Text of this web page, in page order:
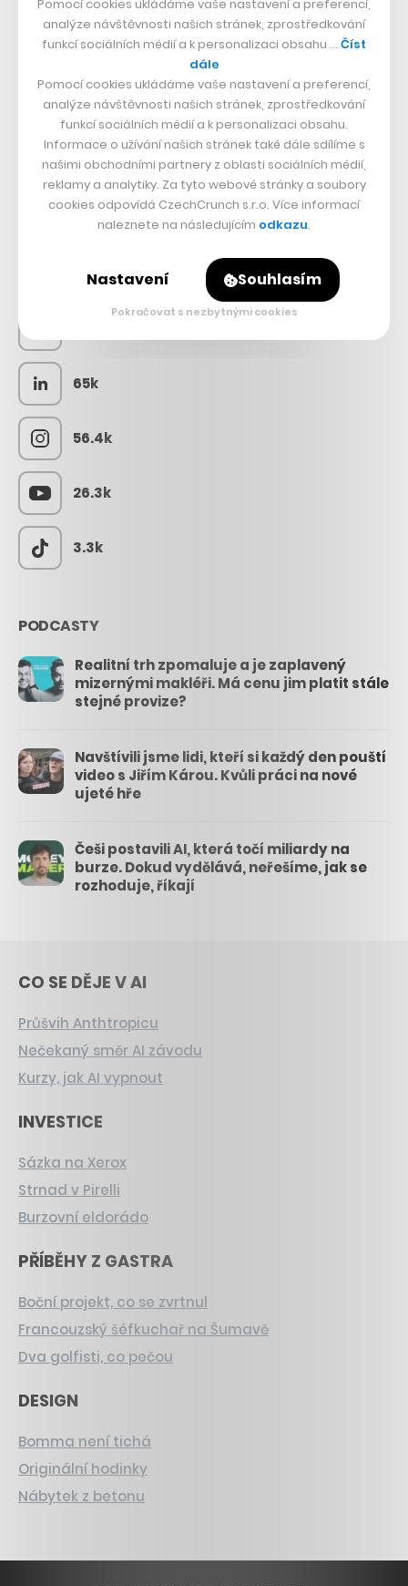
SLEDUJTE NÁS
73k
65k
56.4k
26.3k
3.3k
PODCASTY
Realitní trh zpomaluje a je zaplavený
mizernými makléři. Má cenu jim platit stále
stejné provize?
Navštívili jsme lidi, kteří si každý den pouští
video s Jiřím Károu. Kvůli práci na nové
ujeté hře
Češi postavili AI, která točí miliardy na
burze. Dokud vydělává, neřešíme, jak se
rozhoduje, říkají
CO SE DĚJE V AI
Průšvih Anthtropicu
Nečekaný směr AI závodu
Kurzy, jak AI vypnout
INVESTICE
Sázka na Xerox
Strnad v Pirelli
Burzovní eldorádo
PŘÍBĚHY Z GASTRA
Boční projekt, co se zvrtnul
Francouzský šéfkuchař na Šumavě
Dva golfisti, co pečou
DESIGN
Bomma není tichá
Originální hodinky
Nábytek z betonu
Pomocí cookies ukládáme vaše nastavení a preferencí,
analýze návštěvnosti našich stránek, zprostředkování
funkcí sociálních médií a k personalizaci obsahu … Číst
dále
Pomocí cookies ukládáme vaše nastavení a preferencí,
analýze návštěvnosti našich stránek, zprostředkování
funkcí sociálních médií a k personalizaci obsahu.
Informace o užívání našich stránek také dále sdílíme s
našimi obchodními partnery z oblasti sociálních médií,
reklamy a analytiky. Za tyto webové stránky a soubory
cookies odpovídá CzechCrunch s.r.o. Více informací
naleznete na následujícím odkazu.
Nastavení Souhlasím
Pokračovat s nezbytnými cookies